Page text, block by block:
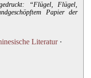
“Flügel, Flügel,
Papier der
Literatur·